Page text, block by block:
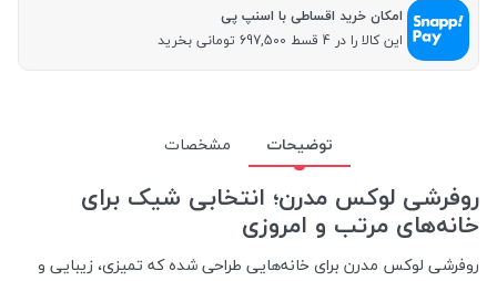
امکان خرید اقساطی با اسنپ پی
این کالا را در 4 قسط 697,500 تومانی بخرید
توضیحات مشخصات
روفرشی لوکس مدرن؛ انتخابی شیک برای
خانه‌های مرتب و امروزی
روفرشی لوکس مدرن برای خانه‌هایی طراحی شده که تمیزی، زیبایی و